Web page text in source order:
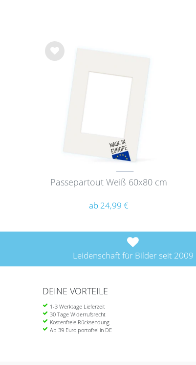
Wu
Passepartout Weiß 60x80 cm
ab 24,99 €
Leidenschaft für Bilder seit 2009
DEINE VORTEILE
1-3 Werktage Lieferzeit
30 Tage Widerrufsrecht
Kostenfreie Rücksendung
Ab 39 Euro portofrei in DE